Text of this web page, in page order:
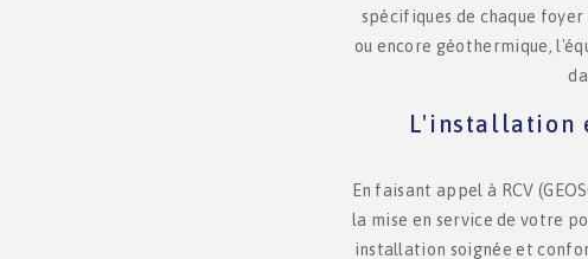
spécifiques de chaque
ou encore géothermique,
L'installation
En faisant appel à RCV
la mise en service de votre
installation soignée et